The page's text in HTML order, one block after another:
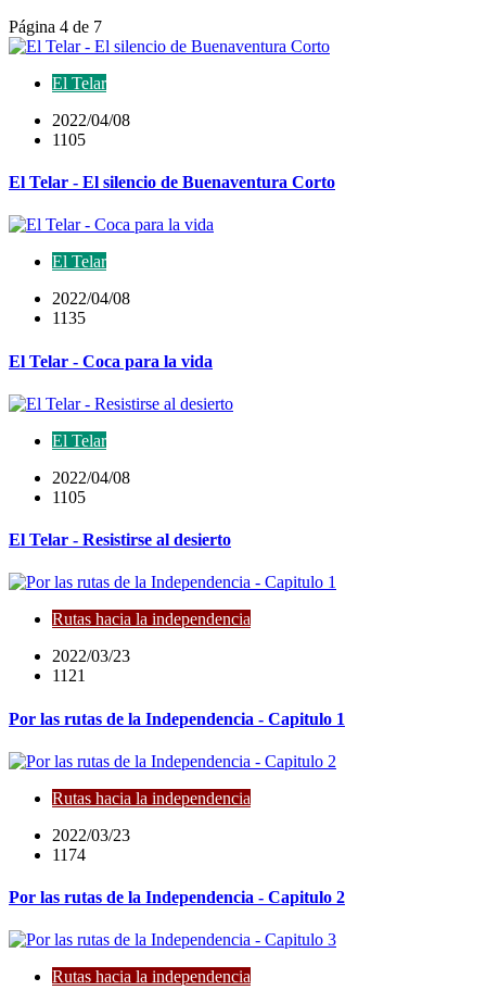
Página 4 de 7
El Telar
2022/04/08
1105
El Telar - El silencio de Buenaventura Corto
El Telar
2022/04/08
1135
El Telar - Coca para la vida
El Telar
2022/04/08
1105
El Telar - Resistirse al desierto
Rutas hacia la independencia
2022/03/23
1121
Por las rutas de la Independencia - Capitulo 1
Rutas hacia la independencia
2022/03/23
1174
Por las rutas de la Independencia - Capitulo 2
Rutas hacia la independencia